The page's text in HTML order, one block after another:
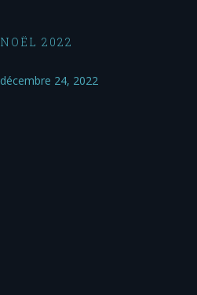
NOËL 2022
décembre 24, 2022